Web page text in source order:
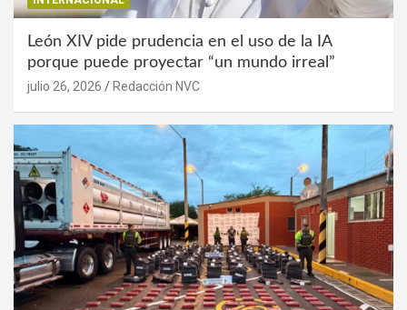
León XIV pide prudencia en el uso de la IA
porque puede proyectar “un mundo irreal”
julio 26, 2026 Redacción NVC